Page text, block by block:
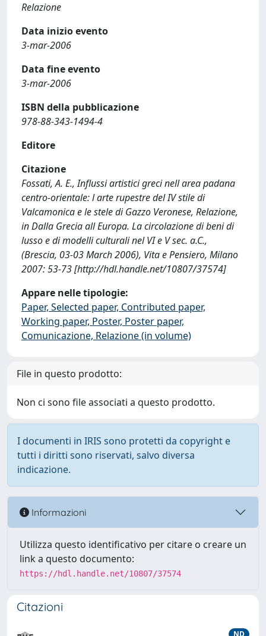
Relazione
Data inizio evento
3-mar-2006
Data fine evento
3-mar-2006
ISBN della pubblicazione
978-88-343-1494-4
Editore
Citazione
Fossati, A. E., Influssi artistici greci nell area padana
centro-orientale: l arte rupestre del IV stile di
Valcamonica e le stele di Gazzo Veronese, Relazione,
in Dalla Grecia all Europa. La circolazione di beni di
lusso e di modelli culturali nel VI e V sec. a.C.,
(Brescia, 03-03 March 2006), Vita e Pensiero, Milano
2007: 53-73 [http://hdl.handle.net/10807/37574]
Appare nelle tipologie:
Paper, Selected paper, Contributed paper,
Working paper, Poster, Poster paper,
Comunicazione, Relazione (in volume)
File in questo prodotto:
Non ci sono file associati a questo prodotto.
I documenti in IRIS sono protetti da copyright e
tutti i diritti sono riservati, salvo diversa
indicazione.
Informazioni
Utilizza questo identificativo per citare o creare un
link a questo documento:
https://hdl.handle.net/10807/37574
Citazioni